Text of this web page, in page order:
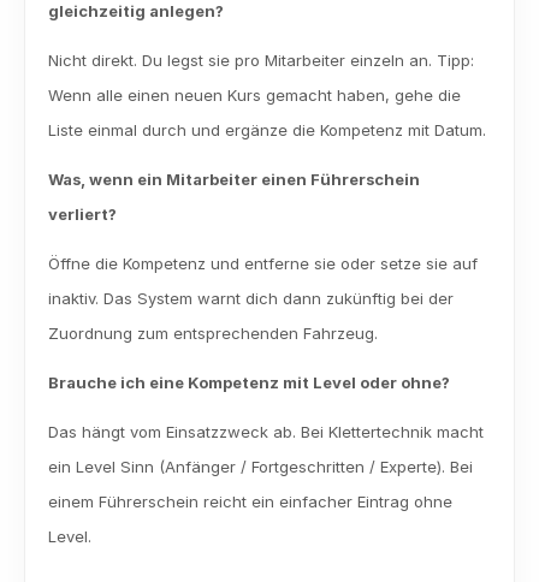
gleichzeitig anlegen?
Nicht direkt. Du legst sie pro Mitarbeiter einzeln an. Tipp:
Wenn alle einen neuen Kurs gemacht haben, gehe die
Liste einmal durch und ergänze die Kompetenz mit Datum.
Was, wenn ein Mitarbeiter einen Führerschein
verliert?
Öffne die Kompetenz und entferne sie oder setze sie auf
inaktiv. Das System warnt dich dann zukünftig bei der
Zuordnung zum entsprechenden Fahrzeug.
Brauche ich eine Kompetenz mit Level oder ohne?
Das hängt vom Einsatzzweck ab. Bei Klettertechnik macht
ein Level Sinn (Anfänger / Fortgeschritten / Experte). Bei
einem Führerschein reicht ein einfacher Eintrag ohne
Level.